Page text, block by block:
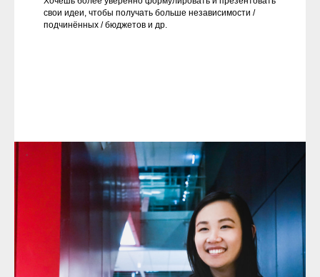
свои идеи, чтобы получать больше независимости /
подчинённых / бюджетов и др.